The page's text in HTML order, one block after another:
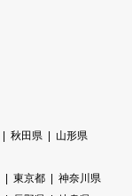
秋田県
山形県
東京都
神奈川県